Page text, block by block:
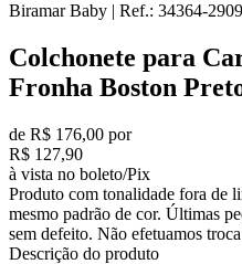
Biramar Baby | Ref.: 34364-2909
Colchonete para
Fronha Boston
de R$ 176,00 por
R$ 127,90
à vista no boleto/Pix
Produto com tonalidade fora de
mesmo padrão de cor. Últimas
sem defeito. Não efetuamos
Descrição do produto